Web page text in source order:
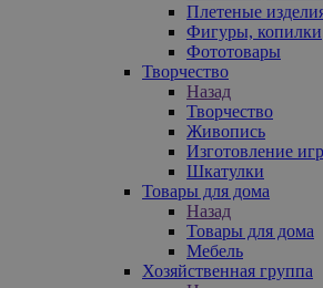
Плетеные
Фигуры, копилки
Фототовары
Творчество
Назад
Творчество
Живопись
Изготовление
Шкатулки
Товары для дома
Назад
Товары для дома
Мебель
Хозяйственная группа